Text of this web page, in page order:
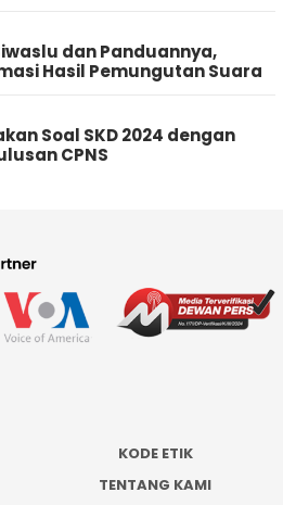
dan Panduannya,
Hasil Pemungutan Suara
Soal SKD 2024 dengan
CPNS
KODE ETIK
TENTANG KAMI